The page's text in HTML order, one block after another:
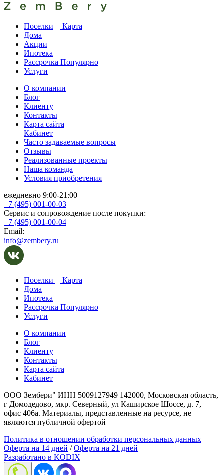
Поселки
Карта
Дома
Акции
Ипотека
Рассрочка Популярно
Услуги
О компании
Блог
Клиенту
Контакты
Карта сайта
Кабинет
Часто задаваемые вопросы
Отзывы
Реализованные проекты
Наша команда
Условия приобретения
ежедневно 9:00-21:00
+7 (495) 001-00-03
Cервис и сопровождение после покупки:
+7 (495) 001-00-04
Email:
info@zembery.ru
Поселки
Карта
Дома
Ипотека
Рассрочка Популярно
Услуги
О компании
Блог
Клиенту
Контакты
Карта сайта
Кабинет
ООО Зембери" ИНН 5009127949 142000, Московская область,
г Домодедово, мкр. Северный, ул Каширское Шоссе, д. 7,
офис 406а. Материалы, представленные на ресурсе, не
являются публичной офертой
Политика в отношении обработки персональных данных
Оферта на 14 дней /Оферта на 21 дней
Разработано в KODIX